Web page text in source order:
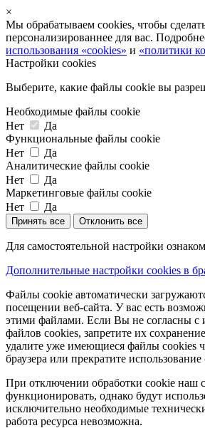
×
Мы обрабатываем cookies, чтобы
персонализированнее для вас.
использования «cookies» и «политики
Настройки cookies
Выберите, какие файлы cookie вы
Необходимые файлы cookie
Нет
Да
Функциональные файлы cookie
Нет
Да
Аналитические файлы cookie
Нет
Да
Маркетинговые файлы cookie
Нет
Да
Принять все Отклонить все
Для самостоятельной настройки
Дополнительные настройки cookies в
Файлы cookie автоматически
посещении веб-сайта. У вас есть
этими файлами. Если Вы не согласны с
файлов cookies, запретите их
удалите уже имеющиеся файлы cookies
браузера или прекратите использование
При отключении обработки cookie наш
функционировать, однако будут
исключительно необходимые
работа ресурса невозможна.